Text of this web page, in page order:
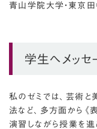
青山学院大学・東京
学生へメッセ
私のゼミでは、芸術
法など、多方面から《
演習しながら授業を進